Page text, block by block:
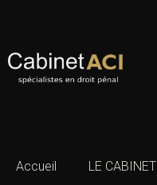
Accueil LE CABINET